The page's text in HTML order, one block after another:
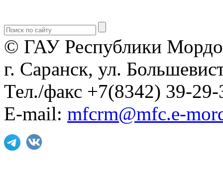
© ГАУ Республики
г. Саранск, ул.
Тел./факс +7(8342) 39-29-
E-mail: mfcrm@mfc.e-